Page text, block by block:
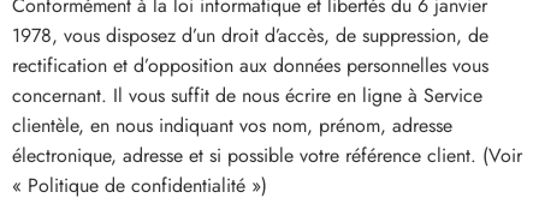
1978, vous disposez d’un droit d’accès, de suppression, de
rectification et d’opposition aux données personnelles vous
concernant. Il vous suffit de nous écrire en ligne à Service
clientèle, en nous indiquant vos nom, prénom, adresse
électronique, adresse et si possible votre référence client. (Voir
« Politique de confidentialité »)